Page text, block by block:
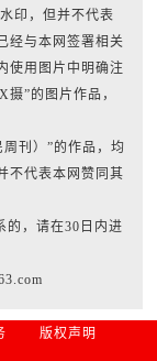
印，但并不代表
经与本网签署相关
使用图片中明确注
”的图片作品，
刊）”的作品，均
不代表本网赞同其
的，请在30日内进
版权声明